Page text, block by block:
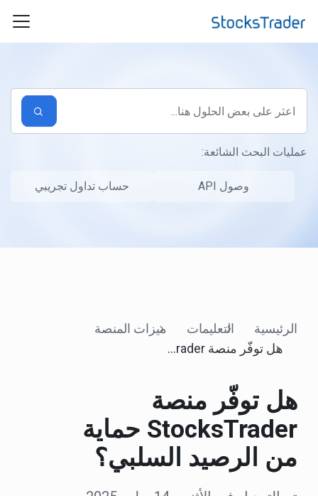
عمليات البحث الشائعة:
وصول API حساب تداول تجريبي
الرئيسية التعليمات
ميزات المنصة
هل توفّر منصة StocksTrader حماية من الرصيد السلبي؟
هل توفّر منصة
StocksTrader حماية
من الرصيد السلبي؟